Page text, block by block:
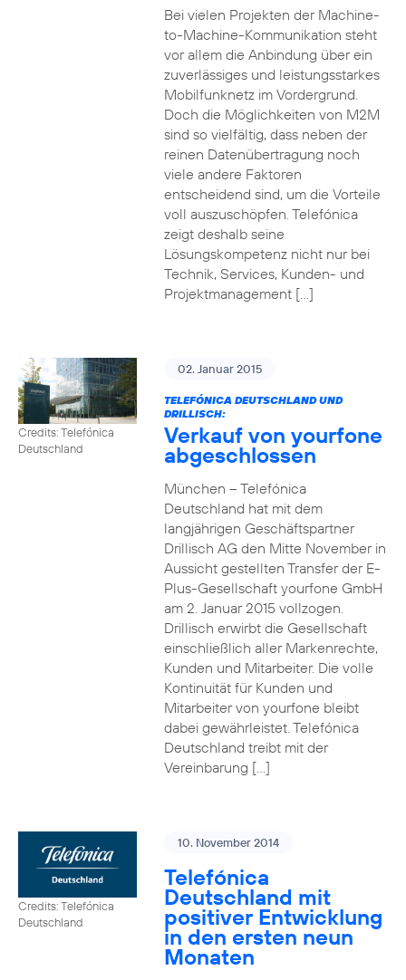
Bei vielen Projekten der Machine-
to-Machine-Kommunikation steht
vor allem die Anbindung über ein
zuverlässiges und leistungsstarkes
Mobilfunknetz im Vordergrund.
Doch die Möglichkeiten von M2M
sind so vielfältig, dass neben der
reinen Datenübertragung noch
viele andere Faktoren
entscheidend sind, um die Vorteile
voll auszuschöpfen. Telefónica
zeigt deshalb seine
Lösungskompetenz nicht nur bei
Technik, Services, Kunden- und
Projektmanagement […]
Credits: Telefónica
Deutschland
02. Januar 2015
TELEFÓNICA DEUTSCHLAND UND
DRILLISCH:
Verkauf von yourfone
abgeschlossen
München – Telefónica
Deutschland hat mit dem
langjährigen Geschäftspartner
Drillisch AG den Mitte November in
Aussicht gestellten Transfer der E-
Plus-Gesellschaft yourfone GmbH
am 2. Januar 2015 vollzogen.
Drillisch erwirbt die Gesellschaft
einschließlich aller Markenrechte,
Kunden und Mitarbeiter. Die volle
Kontinuität für Kunden und
Mitarbeiter von yourfone bleibt
dabei gewährleistet. Telefónica
Deutschland treibt mit der
Vereinbarung […]
Credits: Telefónica
Deutschland
10. November 2014
Telefónica
Deutschland mit
positiver Entwicklung
in den ersten neun
Monaten